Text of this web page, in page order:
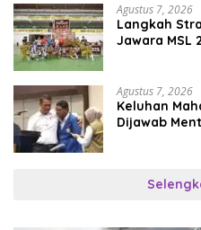
Agustus 7, 2026
Langkah
Jawara MSL
Agustus 7, 2026
Keluhan
Dijawab